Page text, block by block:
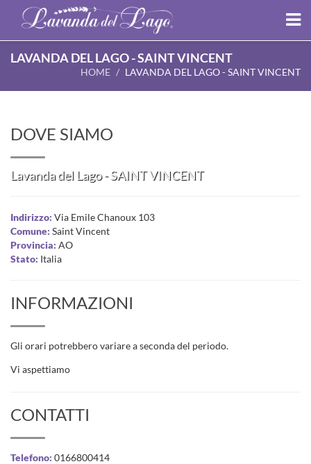
LAVANDA DEL LAGO - SAINT VINCENT
HOME LAVANDA DEL LAGO - SAINT VINCENT
DOVE SIAMO
Lavanda del Lago - SAINT VINCENT
Indirizzo: Via Emile Chanoux 103
Comune: Saint Vincent
Provincia: AO
Stato: Italia
INFORMAZIONI
Gli orari potrebbero variare a seconda del periodo.
Vi aspettiamo
CONTATTI
Telefono: 0166800414